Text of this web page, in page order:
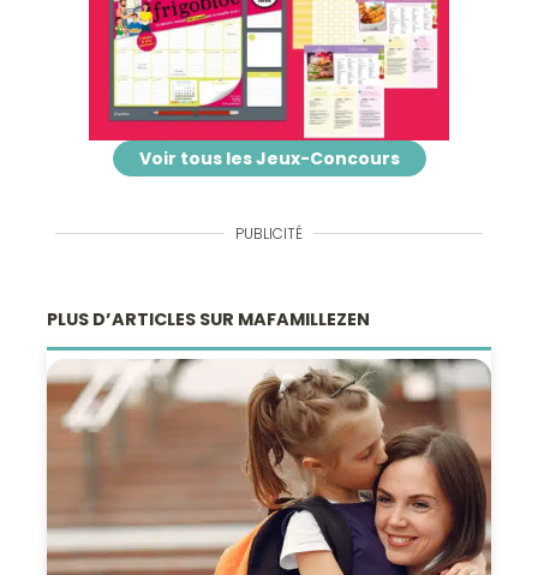
Voir tous les Jeux-Concours
PUBLICITÉ
PLUS D’ARTICLES SUR MAFAMILLEZEN